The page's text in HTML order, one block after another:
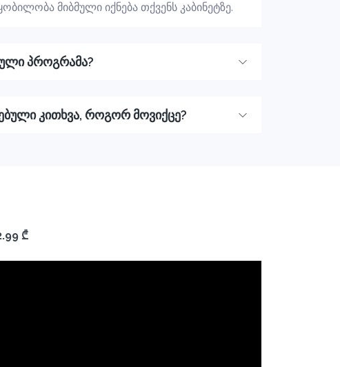
მიბმული იქნება თქვენს კაბინეტზე.
პროგრამა?
კითხვა, როგორ მოვიქცე?
₾